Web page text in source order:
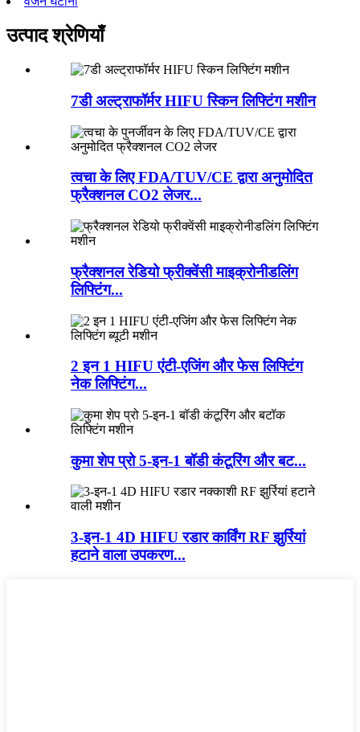
उत्पाद श्रेणियाँ
7डी अल्ट्राफॉर्मर HIFU स्किन लिफ्टिंग मशीन
त्वचा के लिए FDA/TUV/CE द्वारा अनुमोदित
फ्रैक्शनल CO2 लेजर...
फ्रैक्शनल रेडियो फ्रीक्वेंसी माइक्रोनीडलिंग
लिफ्टिंग...
2 इन 1 HIFU एंटी-एजिंग और फेस लिफ्टिंग
नेक लिफ्टिंग...
कुमा शेप प्रो 5-इन-1 बॉडी कंटूरिंग और बट...
3-इन-1 4D HIFU रडार कार्विंग RF झुर्रियां
हटाने वाला उपकरण...